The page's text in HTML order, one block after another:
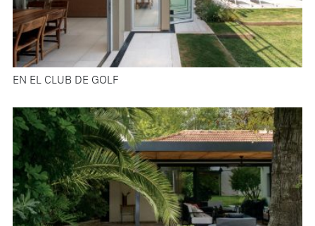
EN EL CLUB DE GOLF